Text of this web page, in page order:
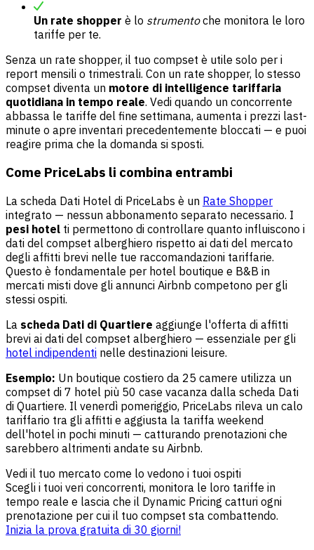
Un rate shopper è lo strumentoche monitora le loro
tariffe per te.
Senza un rate shopper, il tuo compset è utile solo per i
report mensili o trimestrali. Con un rate shopper, lo stesso
compset diventa un motore di intelligence tariffaria
quotidiana in tempo reale. Vedi quando un concorrente
abbassa le tariffe del fine settimana, aumenta i prezzi last-
minute o apre inventari precedentemente bloccati — e puoi
reagire prima che la domanda si sposti.
Come PriceLabs li combina entrambi
La scheda Dati Hotel di PriceLabs è un Rate Shopper
integrato — nessun abbonamento separato necessario. I
pesi hotel ti permettono di controllare quanto influiscono i
dati del compset alberghiero rispetto ai dati del mercato
degli affitti brevi nelle tue raccomandazioni tariffarie.
Questo è fondamentale per hotel boutique e B&B in
mercati misti dove gli annunci Airbnb competono per gli
stessi ospiti.
La scheda Dati di Quartiere aggiunge l'offerta di affitti
brevi ai dati del compset alberghiero — essenziale per gli
hotel indipendenti nelle destinazioni leisure.
Esempio: Un boutique costiero da 25 camere utilizza un
compset di 7 hotel più 50 case vacanza dalla scheda Dati
di Quartiere. Il venerdì pomeriggio, PriceLabs rileva un calo
tariffario tra gli affitti e aggiusta la tariffa weekend
dell'hotel in pochi minuti — catturando prenotazioni che
sarebbero altrimenti andate su Airbnb.
Vedi il tuo mercato come lo vedono i tuoi ospiti
Scegli i tuoi veri concorrenti, monitora le loro tariffe in
tempo reale e lascia che il Dynamic Pricing catturi ogni
prenotazione per cui il tuo compset sta combattendo.
Inizia la prova gratuita di 30 giorni!